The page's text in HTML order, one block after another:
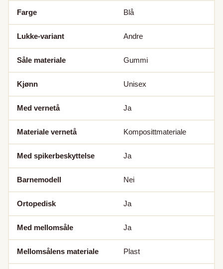
Farge Blå
Lukke-variant Andre
Såle materiale Gummi
Kjønn Unisex
Med vernetå Ja
Materiale vernetå Komposittmateriale
Med spikerbeskyttelse Ja
Barnemodell Nei
Ortopedisk Ja
Med mellomsåle Ja
Mellomsålens materiale Plast